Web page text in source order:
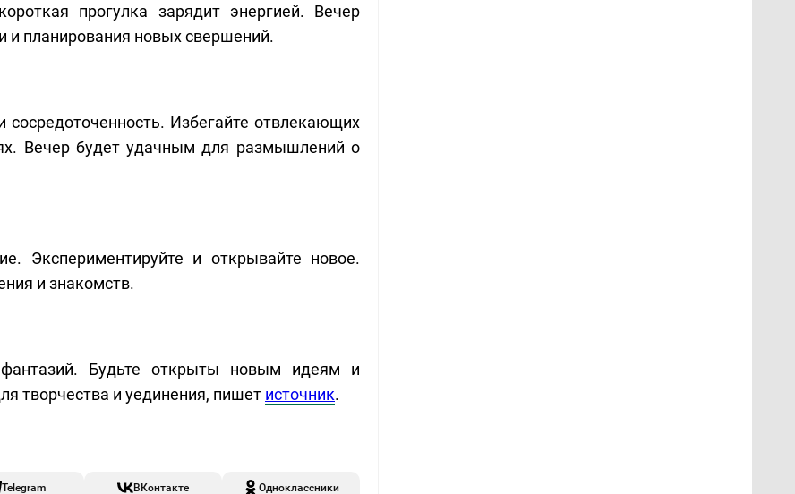
прогулка зарядит энергией. Вечер
и планирования новых свершений.
Избегайте отвлекающих
Вечер будет удачным для размышлений о
Экспериментируйте и открывайте новое.
и знакомств.
Будьте открыты новым идеям и
творчества и уединения, пишет источник.
Telegram ВКонтакте Одноклассники